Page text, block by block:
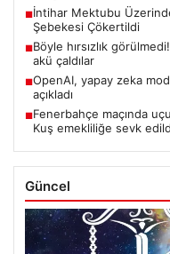
■İntihar Mektubu
Şebekesi Çökertildi
■Böyle hırsızlık
akü çaldılar
■OpenAI, yapay zeka
açıkladı
■Fenerbahçe maçında
Kuş emekliliğe sevk
Güncel